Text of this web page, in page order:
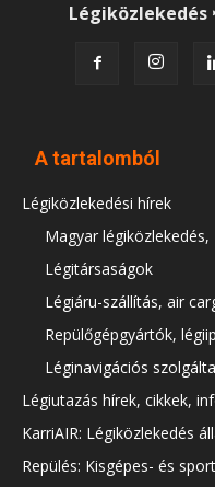
Légiközlekedés
A tartalomból
Légiközlekedési hírek
Magyar légiközlekedés,
Légitársaságok
Légiáru-szállítás, air
Repülőgépgyártók,
Léginavigációs
Légiutazás hírek, cikkek,
KarriAIR: Légiközlekedés
Repülés: Kisgépes- és